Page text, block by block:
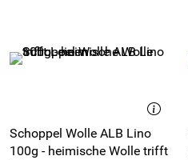
Schoppel Wolle ALB Lino
100g - heimische Wolle trifft